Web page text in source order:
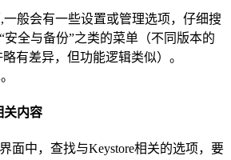
般会有一些设置或管理选项，仔细搜
安全与备份”之类的菜单（不同版本的
有差异，但功能逻辑类似）。
关内容
面中，查找与Keystore相关的选项，要